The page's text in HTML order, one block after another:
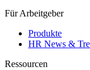
Für Arbeitgeber
Produkte
HR News &
Ressourcen